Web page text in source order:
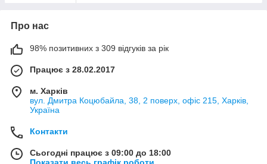
Про нас
98% позитивних з 309 відгуків за рік
Працює з 28.02.2017
м. Харків
вул. Дмитра Коцюбайла, 38, 2 поверх, офіс 215, Харків,
Україна
Контакти
Сьогодні працює з 09:00 до 18:00